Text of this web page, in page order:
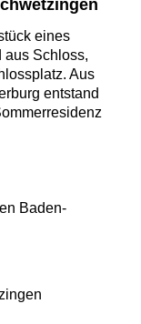
eines
aus Schloss,
Aus
entstand
Baden-